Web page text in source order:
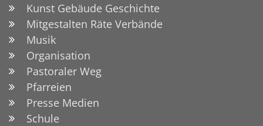
Kunst Gebäude Geschichte
Mitgestalten Räte Verbände
Musik
Organisation
Pastoraler Weg
Pfarreien
Presse Medien
Schule